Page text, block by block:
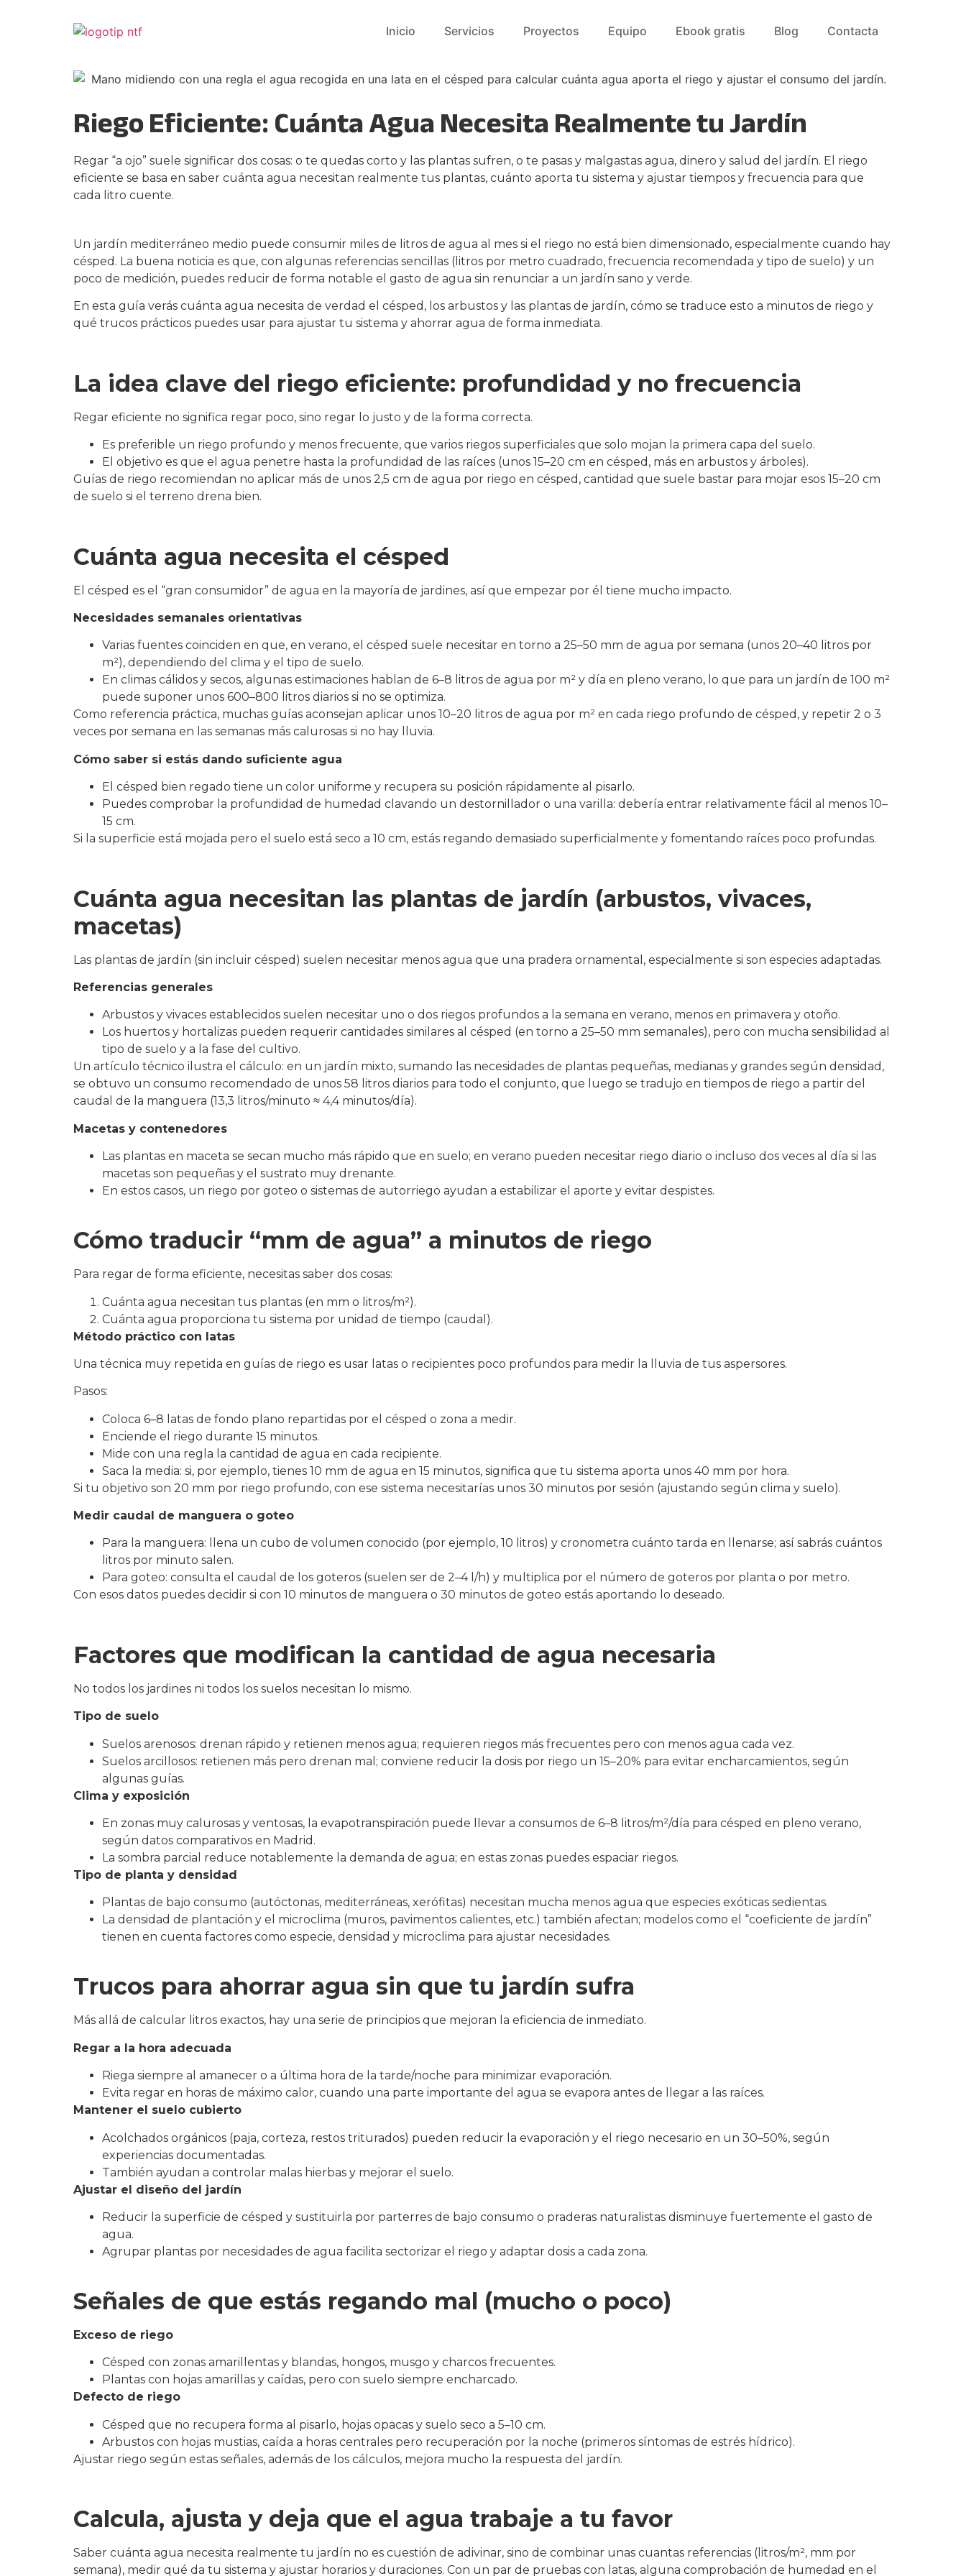
Inicio Servicios Proyectos Equipo Ebook gratis Blog Contacta
Riego Eficiente: Cuánta Agua Necesita Realmente tu Jardín
Regar “a ojo” suele significar dos cosas: o te quedas corto y las plantas sufren, o te pasas y malgastas agua, dinero y salud del jardín. El riego
eficiente se basa en saber cuánta agua necesitan realmente tus plantas, cuánto aporta tu sistema y ajustar tiempos y frecuencia para que
cada litro cuente.
Un jardín mediterráneo medio puede consumir miles de litros de agua al mes si el riego no está bien dimensionado, especialmente cuando hay
césped. La buena noticia es que, con algunas referencias sencillas (litros por metro cuadrado, frecuencia recomendada y tipo de suelo) y un
poco de medición, puedes reducir de forma notable el gasto de agua sin renunciar a un jardín sano y verde.
En esta guía verás cuánta agua necesita de verdad el césped, los arbustos y las plantas de jardín, cómo se traduce esto a minutos de riego y
qué trucos prácticos puedes usar para ajustar tu sistema y ahorrar agua de forma inmediata.
La idea clave del riego eficiente: profundidad y no frecuencia
Regar eficiente no significa regar poco, sino regar lo justo y de la forma correcta.
Es preferible un riego profundo y menos frecuente, que varios riegos superficiales que solo mojan la primera capa del suelo.
El objetivo es que el agua penetre hasta la profundidad de las raíces (unos 15–20 cm en césped, más en arbustos y árboles).
Guías de riego recomiendan no aplicar más de unos 2,5 cm de agua por riego en césped, cantidad que suele bastar para mojar esos 15–20 cm
de suelo si el terreno drena bien.
Cuánta agua necesita el césped
El césped es el “gran consumidor” de agua en la mayoría de jardines, así que empezar por él tiene mucho impacto.
Necesidades semanales orientativas
Varias fuentes coinciden en que, en verano, el césped suele necesitar en torno a 25–50 mm de agua por semana (unos 20–40 litros por
m²), dependiendo del clima y el tipo de suelo.
En climas cálidos y secos, algunas estimaciones hablan de 6–8 litros de agua por m² y día en pleno verano, lo que para un jardín de 100 m²
puede suponer unos 600–800 litros diarios si no se optimiza.
Como referencia práctica, muchas guías aconsejan aplicar unos 10–20 litros de agua por m² en cada riego profundo de césped, y repetir 2 o 3
veces por semana en las semanas más calurosas si no hay lluvia.
Cómo saber si estás dando suficiente agua
El césped bien regado tiene un color uniforme y recupera su posición rápidamente al pisarlo.
Puedes comprobar la profundidad de humedad clavando un destornillador o una varilla: debería entrar relativamente fácil al menos 10–
15 cm.
Si la superficie está mojada pero el suelo está seco a 10 cm, estás regando demasiado superficialmente y fomentando raíces poco profundas.
Cuánta agua necesitan las plantas de jardín (arbustos, vivaces,
macetas)
Las plantas de jardín (sin incluir césped) suelen necesitar menos agua que una pradera ornamental, especialmente si son especies adaptadas.
Referencias generales
Arbustos y vivaces establecidos suelen necesitar uno o dos riegos profundos a la semana en verano, menos en primavera y otoño.
Los huertos y hortalizas pueden requerir cantidades similares al césped (en torno a 25–50 mm semanales), pero con mucha sensibilidad al
tipo de suelo y a la fase del cultivo.
Un artículo técnico ilustra el cálculo: en un jardín mixto, sumando las necesidades de plantas pequeñas, medianas y grandes según densidad,
se obtuvo un consumo recomendado de unos 58 litros diarios para todo el conjunto, que luego se tradujo en tiempos de riego a partir del
caudal de la manguera (13,3 litros/minuto ≈ 4,4 minutos/día).​
Macetas y contenedores
Las plantas en maceta se secan mucho más rápido que en suelo; en verano pueden necesitar riego diario o incluso dos veces al día si las
macetas son pequeñas y el sustrato muy drenante.
En estos casos, un riego por goteo o sistemas de autorriego ayudan a estabilizar el aporte y evitar despistes.
Cómo traducir “mm de agua” a minutos de riego
Para regar de forma eficiente, necesitas saber dos cosas:
Cuánta agua necesitan tus plantas (en mm o litros/m²).
Cuánta agua proporciona tu sistema por unidad de tiempo (caudal).​
Método práctico con latas
Una técnica muy repetida en guías de riego es usar latas o recipientes poco profundos para medir la lluvia de tus aspersores.
Pasos:
Coloca 6–8 latas de fondo plano repartidas por el césped o zona a medir.​
Enciende el riego durante 15 minutos.
Mide con una regla la cantidad de agua en cada recipiente.​
Saca la media: si, por ejemplo, tienes 10 mm de agua en 15 minutos, significa que tu sistema aporta unos 40 mm por hora.​
Si tu objetivo son 20 mm por riego profundo, con ese sistema necesitarías unos 30 minutos por sesión (ajustando según clima y suelo).
Medir caudal de manguera o goteo
Para la manguera: llena un cubo de volumen conocido (por ejemplo, 10 litros) y cronometra cuánto tarda en llenarse; así sabrás cuántos
litros por minuto salen.​
Para goteo: consulta el caudal de los goteros (suelen ser de 2–4 l/h) y multiplica por el número de goteros por planta o por metro.
Con esos datos puedes decidir si con 10 minutos de manguera o 30 minutos de goteo estás aportando lo deseado.
Factores que modifican la cantidad de agua necesaria
No todos los jardines ni todos los suelos necesitan lo mismo.
Tipo de suelo
Suelos arenosos: drenan rápido y retienen menos agua; requieren riegos más frecuentes pero con menos agua cada vez.
Suelos arcillosos: retienen más pero drenan mal; conviene reducir la dosis por riego un 15–20% para evitar encharcamientos, según
algunas guías.
Clima y exposición
En zonas muy calurosas y ventosas, la evapotranspiración puede llevar a consumos de 6–8 litros/m²/día para césped en pleno verano,
según datos comparativos en Madrid.
La sombra parcial reduce notablemente la demanda de agua; en estas zonas puedes espaciar riegos.
Tipo de planta y densidad
Plantas de bajo consumo (autóctonas, mediterráneas, xerófitas) necesitan mucha menos agua que especies exóticas sedientas.
La densidad de plantación y el microclima (muros, pavimentos calientes, etc.) también afectan; modelos como el “coeficiente de jardín”
tienen en cuenta factores como especie, densidad y microclima para ajustar necesidades.​
Trucos para ahorrar agua sin que tu jardín sufra
Más allá de calcular litros exactos, hay una serie de principios que mejoran la eficiencia de inmediato.
Regar a la hora adecuada
Riega siempre al amanecer o a última hora de la tarde/noche para minimizar evaporación.
Evita regar en horas de máximo calor, cuando una parte importante del agua se evapora antes de llegar a las raíces.
Mantener el suelo cubierto
Acolchados orgánicos (paja, corteza, restos triturados) pueden reducir la evaporación y el riego necesario en un 30–50%, según
experiencias documentadas.
También ayudan a controlar malas hierbas y mejorar el suelo.
Ajustar el diseño del jardín
Reducir la superficie de césped y sustituirla por parterres de bajo consumo o praderas naturalistas disminuye fuertemente el gasto de
agua.
Agrupar plantas por necesidades de agua facilita sectorizar el riego y adaptar dosis a cada zona.
Señales de que estás regando mal (mucho o poco)
Exceso de riego
Césped con zonas amarillentas y blandas, hongos, musgo y charcos frecuentes.
Plantas con hojas amarillas y caídas, pero con suelo siempre encharcado.​
Defecto de riego
Césped que no recupera forma al pisarlo, hojas opacas y suelo seco a 5–10 cm.
Arbustos con hojas mustias, caída a horas centrales pero recuperación por la noche (primeros síntomas de estrés hídrico).​
Ajustar riego según estas señales, además de los cálculos, mejora mucho la respuesta del jardín.
Calcula, ajusta y deja que el agua trabaje a tu favor
Saber cuánta agua necesita realmente tu jardín no es cuestión de adivinar, sino de combinar unas cuantas referencias (litros/m², mm por
semana), medir qué da tu sistema y ajustar horarios y duraciones. Con un par de pruebas con latas, alguna comprobación de humedad en el